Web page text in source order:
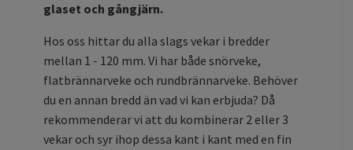
glaset och gångjärn.
Hos oss hittar du alla slags vekar i bredder
mellan 1 - 120 mm. Vi har både snörveke,
flatbrännarveke och rundbrännarveke. Behöver
du en annan bredd än vad vi kan erbjuda? Då
rekommenderar vi att du kombinerar 2 eller 3
vekar och syr ihop dessa kant i kant med en fin